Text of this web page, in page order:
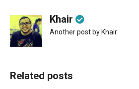
Khair
Another post by Khair
Related posts